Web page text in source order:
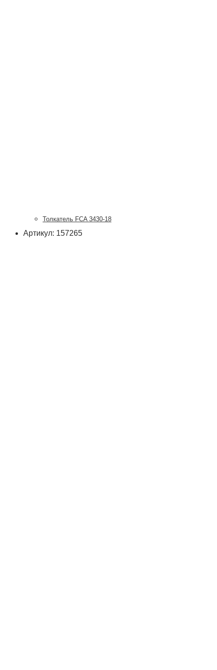
Толкатель FCA 3430-18
Артикул: 157265